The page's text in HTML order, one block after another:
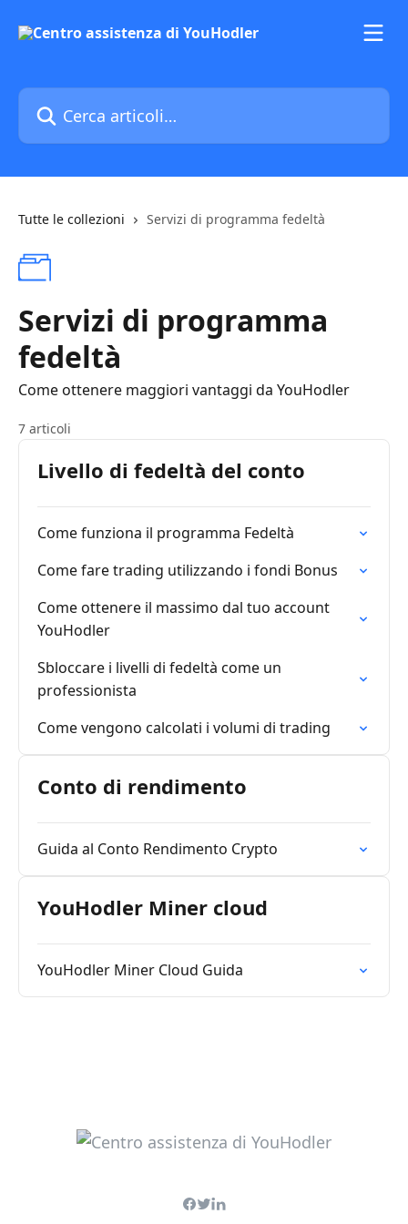
Cerca articoli…
Tutte le collezioni Servizi di programma fedeltà
Servizi di programma
fedeltà
Come ottenere maggiori vantaggi da YouHodler
7 articoli
Livello di fedeltà del conto
Come funziona il programma Fedeltà
Come fare trading utilizzando i fondi Bonus
Come ottenere il massimo dal tuo account
YouHodler
Sbloccare i livelli di fedeltà come un
professionista
Come vengono calcolati i volumi di trading
Conto di rendimento
Guida al Conto Rendimento Crypto
YouHodler Miner cloud
YouHodler Miner Cloud Guida